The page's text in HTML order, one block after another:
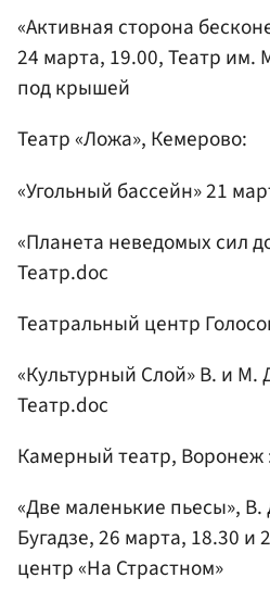
«Активная сторона
24 марта, 19.00, Театр им.
под крышей
Театр «Ложа», Кемерово:
«Угольный бассейн» 21
«Планета неведомых сил
Театр.doc
Театральный центр
«Культурный Слой» В. и
Театр.doc
Камерный театр, Воронеж
«Две маленькие пьесы»,
Бугадзе, 26 марта, 18.30 и
центр «На Страстном»